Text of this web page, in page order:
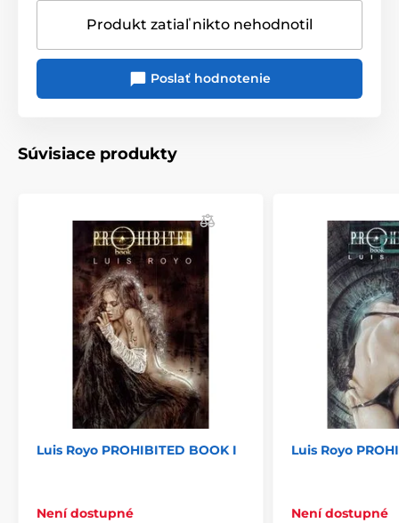
Produkt zatiaľ nikto nehodnotil
Poslať hodnotenie
Súvisiace produkty
Luis Royo PROHIBITED BOOK I
Není dostupné
Luis Royo
Není dostupné